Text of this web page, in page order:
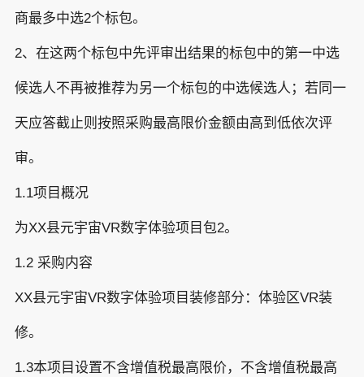
商最多中选2个标包。
2、在这两个标包中先评审出结果的标包中的第一中选
候选人不再被推荐为另一个标包的中选候选人；若同一
天应答截止则按照采购最高限价金额由高到低依次评
审。
1.1项目概况
为XX县元宇宙VR数字体验项目包2。
1.2 采购内容
XX县元宇宙VR数字体验项目装修部分：体验区VR装
修。
1.3本项目设置不含增值税最高限价，不含增值税最高